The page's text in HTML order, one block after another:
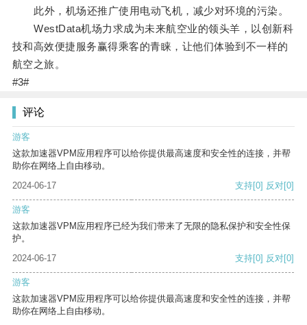
此外，机场还推广使用电动飞机，减少对环境的污染。
WestData机场力求成为未来航空业的领头羊，以创新科
技和高效便捷服务赢得乘客的青睐，让他们体验到不一样的
航空之旅。
#3#
评论
游客
这款加速器VPM应用程序可以给你提供最高速度和安全性的连接，并帮
助你在网络上自由移动。
2024-06-17
支持[0] 反对[0]
游客
这款加速器VPM应用程序已经为我们带来了无限的隐私保护和安全性保
护。
2024-06-17
支持[0] 反对[0]
游客
这款加速器VPM应用程序可以给你提供最高速度和安全性的连接，并帮
助你在网络上自由移动。